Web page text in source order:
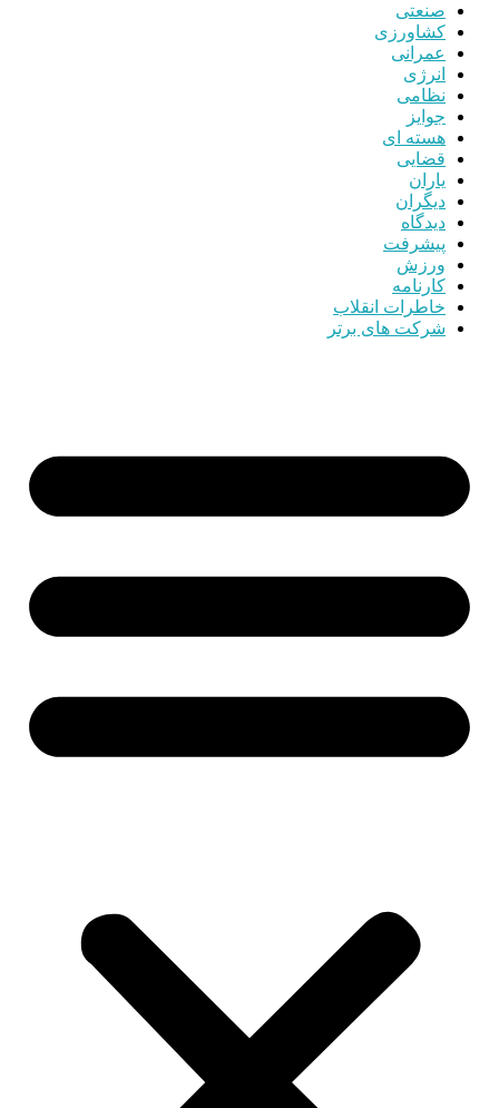
صنعتی
کشاورزی
عمرانی
انرژی
نظامی
جوایز
هسته ای
قضایی
یاران
دیگران
دیدگاه
پیشرفت
ورزش
کارنامه
خاطرات انقلاب
شرکت های برتر